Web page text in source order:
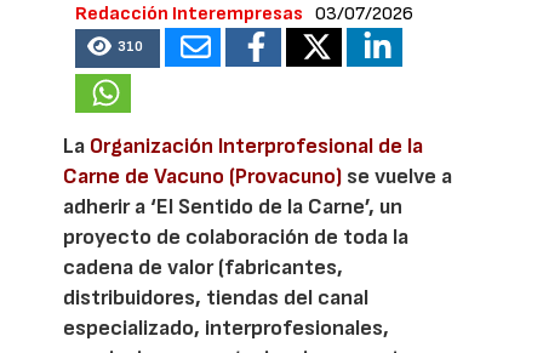
Redacción Interempresas 03/07/2026
310
La Organización Interprofesional de la
Carne de Vacuno (Provacuno) se vuelve a
adherir a ‘El Sentido de la Carne’, un
proyecto de colaboración de toda la
cadena de valor (fabricantes,
distribuidores, tiendas del canal
especializado, interprofesionales,